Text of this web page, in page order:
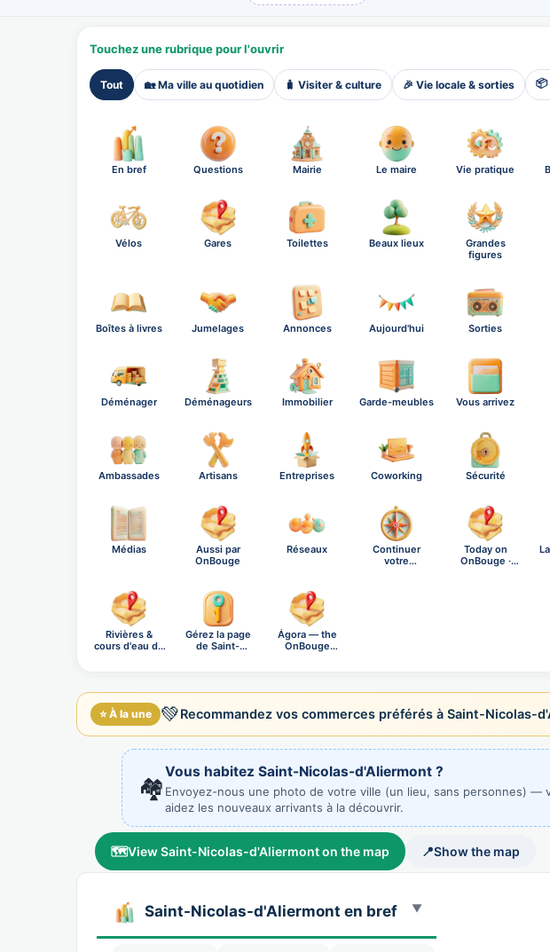
Touchez une rubrique pour l'ouvrir
Tout 🏡 Ma ville au quotidien 🧳 Visiter & culture 🎉 Vie locale & sorties 📦
En bref Questions Mairie Le maire Vie pratique
Vélos Gares Toilettes Beaux lieux
Grandes
figures
Boîtes à livres Jumelages Annonces Aujourd'hui Sorties
Déménager Déménageurs Immobilier Garde-meubles Vous arrivez
Ambassades Artisans Entreprises Coworking Sécurité
Médias
Aussi par
OnBouge
Réseaux
Continuer
votre
Today on
OnBouge ·
Rivières &
cours d'eau de
Gérez la page
de Saint-
Ágora — the
OnBouge
⭐ À la une 💚Recommandez vos commerces préférés à Saint-Nicolas-
🏘️
Vous habitez Saint-Nicolas-d'Aliermont ?
Envoyez-nous une photo de votre ville (un lieu, sans personnes) —
aidez les nouveaux arrivants à la découvrir.
🗺️View Saint-Nicolas-d'Aliermont on the map 📍Show the map
Saint-Nicolas-d'Aliermont en bref